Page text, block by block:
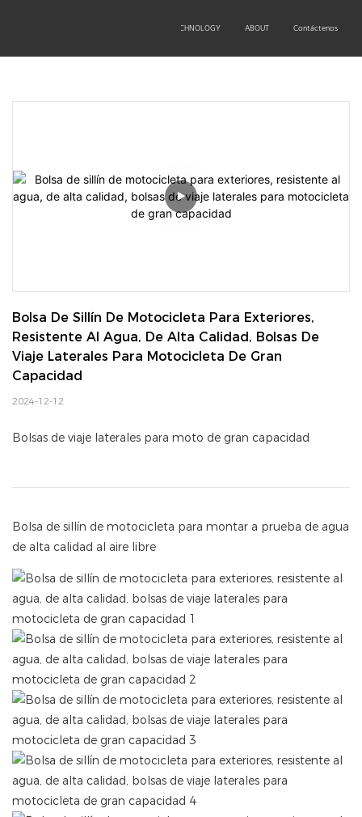
TECHNOLOGY ABOUT Contáctenos
Bolsa De Sillín De Motocicleta Para Exteriores,
Resistente Al Agua, De Alta Calidad, Bolsas De
Viaje Laterales Para Motocicleta De Gran
Capacidad
2024-12-12
Bolsas de viaje laterales para moto de gran capacidad
Bolsa de sillín de motocicleta para montar a prueba de agua
de alta calidad al aire libre